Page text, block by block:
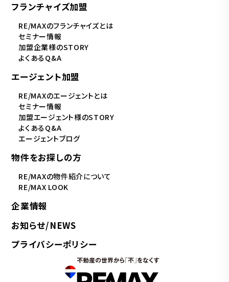
フランチャイズ加盟
RE/MAXのフランチャイズとは
セミナー情報
加盟企業様のSTORY
よくあるQ&A
エージェント加盟
RE/MAXのエージェントとは
セミナー情報
加盟エージェント様のSTORY
よくあるQ&A
エージェントブログ
物件をお探しの方
RE/MAXの物件紹介について
RE/MAX LOOK
企業情報
お知らせ/NEWS
プライバシーポリシー